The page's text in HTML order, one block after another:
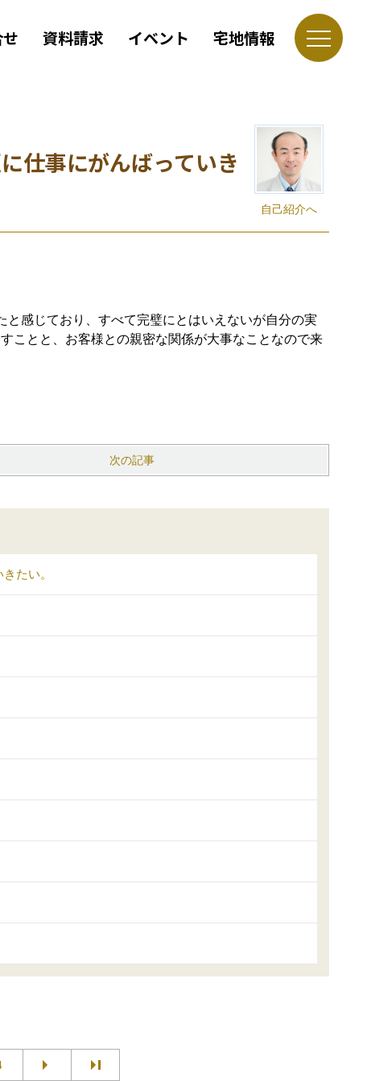
資料請求 イベント 宅地情報
自己紹介へ
仕事にがんばっていき
感じており、すべて完璧にとはいえないが自分の実
ことと、お客様との親密な関係が大事なことなので来
次の記事
たい。